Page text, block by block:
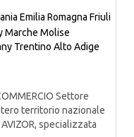
Emilia Romagna Friuli
Marche Molise
Trentino Alto Adige
Settore
territorio nazionale
specializzata